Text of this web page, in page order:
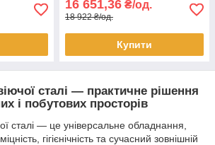
16 651,36 ₴/од.
18 922 ₴/од.
Купити
сталі — практичне рішення
і побутових просторів
сталі — це універсальне обладнання,
гігієнічність та сучасний зовнішній